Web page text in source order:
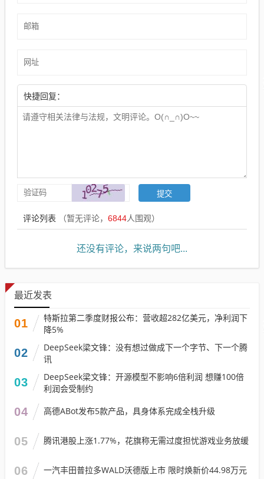
快捷回复：
评论列表 （暂无评论， 6844人围观）
还没有评论，来说两句吧...
最近发表
01
特斯拉第二季度财报公布：营收超282亿美元，净利润下
降5%
02
DeepSeek梁文锋：没有想过做成下一个字节、下一个腾
讯
03
DeepSeek梁文锋：开源模型不影响6倍利润 想赚100倍
利润会受制约
04 高德ABot发布5款产品，具身体系完成全栈升级
05 腾讯港股上涨1.77%，花旗称无需过度担忧游戏业务放缓
06 一汽丰田普拉多WALD沃德版上市 限时焕新价44.98万元